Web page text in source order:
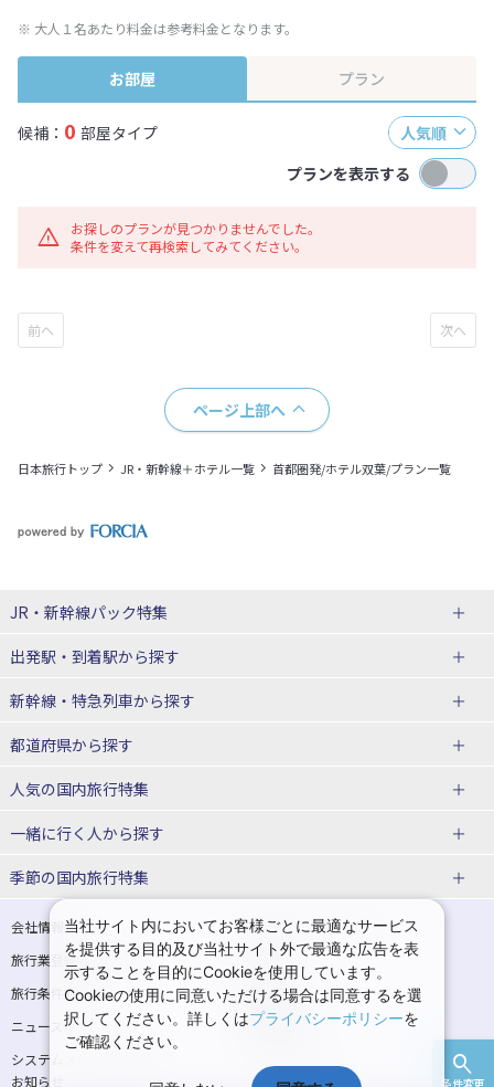
条件変更
※ 大人１名あたり料金は参考料金となります。
お部屋 プラン
候補： 0 部屋タイプ
人気順
プランを表示する
お探しのプランが見つかりませんでした。
条件を変えて再検索してみてください。
ページ上部へ
日本旅行トップ JR・新幹線＋ホテル一覧 首都圏発/ホテル双葉/プラン一覧
JR・新幹線パック特集
JR・新幹線＋ホテルパック
出張パック
出発駅・到着駅から探す
秋田⇔東京 新幹線パック
仙台→東京 新幹線パック
富山⇔東京 新幹線パック
東京→仙台 新幹線パック
東京→金沢 新幹線パック
東京⇔軽井沢 新幹線パック 東京→長野 新幹線パック
東京→名古屋 新幹線パック 東京→京都 新幹線パック
東京→大阪（新大阪） 新幹線パッ
ク
東京→神戸（新神戸） 新幹線パッ
ク
東京→岡山 新幹線パック 東京→広島 新幹線パック
新幹線・特急列車から探す
北海道新幹線 旅行
山形新幹線 旅行
東海道新幹線 旅行
上越新幹線 旅行
九州新幹線 旅行 西九州新幹線 旅行
特急サンダーバード 旅行
都道府県から探す
北海道旅行・ツアー
東北
青森旅行・ツアー 岩手旅行・ツアー
宮城旅行・ツアー 秋田旅行・ツアー
山形旅行・ツアー 福島旅行・ツアー
関東
人気の国内旅行特集
東京ディズニーリゾート®への旅
ユニバーサル・スタジオ・ジャパ
温泉旅行 日帰り旅行
一緒に行く人から探す
一人旅 国内版
カップル・夫婦旅行 国内版 女子旅 国内版
卒業旅行・学生旅行 国内版
季節の国内旅行特集
桜・お花見特集
ゴールデンウィーク（GW）の国内
旅行
夏休み・お盆の国内旅行 7月の国内旅行
8月の国内旅行 9月の国内旅行
10月の国内旅行 11月の国内旅行
会社情報
プライバシーポリシー
旅行業登録票・約款
規約集
旅行条件書
商標について
ニュースリリース
採用情報
システムメンテナンスの
お知らせ
当社サイト内においてお客様ごとに最適なサービス
を提供する目的及び当社サイト外で最適な広告を表
示することを目的にCookieを使用しています。
Cookieの使用に同意いただける場合は同意するを選
択してください。詳しくはプライバシーポリシーを
ご確認ください。